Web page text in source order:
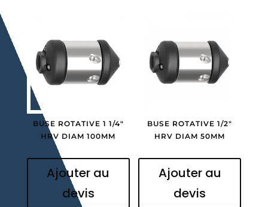
BUSE ROTATIVE 1 1/4″
HRV DIAM 100MM
Ajouter au
devis
BUSE ROTATIVE 1/2″
HRV DIAM 50MM
Ajouter au
devis